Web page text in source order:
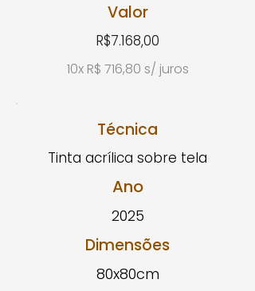
Valor
R$7.168,00
10x R$ 716,80 s/ juros
Técnica
Tinta acrílica sobre tela
Ano
2025
Dimensões
80x80cm